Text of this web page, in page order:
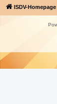
ISDV-Homepage